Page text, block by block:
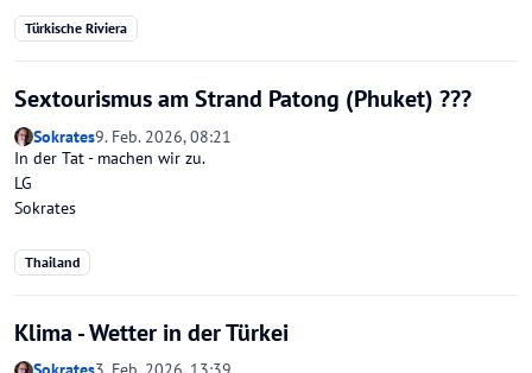
Türkische Riviera
Sextourismus am Strand Patong (Phuket) ???
Sokrates9. Feb. 2026, 08:21
In der Tat - machen wir zu.
LG
Sokrates
Thailand
Klima - Wetter in der Türkei